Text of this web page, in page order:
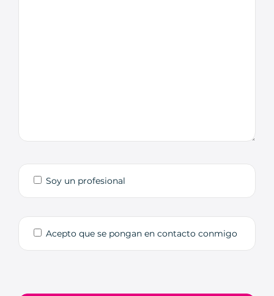
Soy un profesional
Acepto que se pongan en contacto conmigo